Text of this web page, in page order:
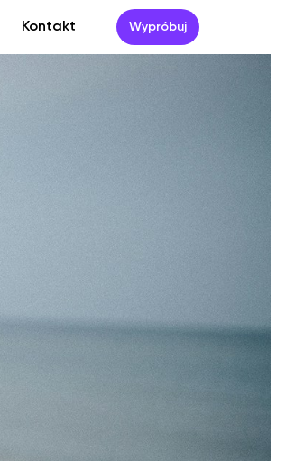
Kontakt Wypróbuj